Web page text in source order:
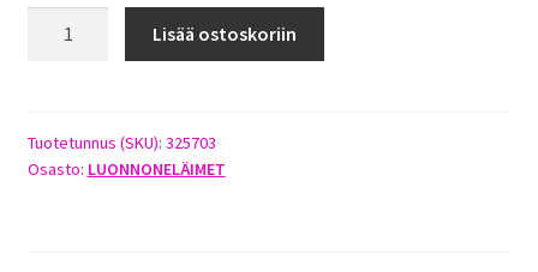
Lisää ostoskoriin
Tuotetunnus (SKU): 325703
Osasto: LUONNONELÄIMET